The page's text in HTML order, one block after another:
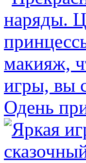
Одень